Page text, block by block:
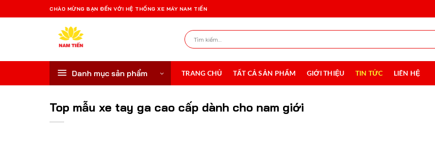
qua
CHÀO MỪNG BẠN ĐẾN VỚI HỆ THỐNG XE MÁY NAM TIẾN
Tìm
kiếm:
Danh mục sản phẩm TRANG CHỦ TẤT CẢ SẢN PHẨM GIỚI THIỆU TIN TỨC LIÊN HỆ
Top mẫu xe tay ga cao cấp dành cho nam giới